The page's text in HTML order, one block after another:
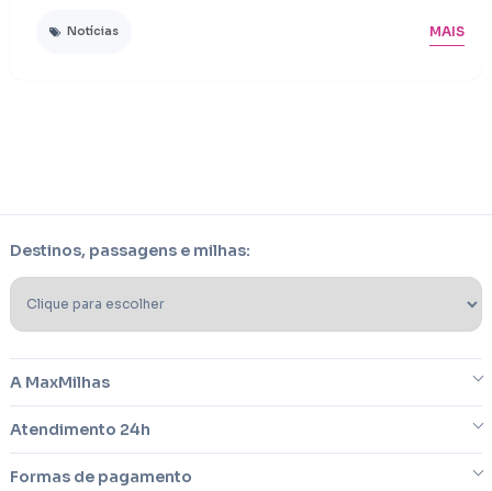
Notícias MAIS
Destinos, passagens e milhas:
A MaxMilhas
Atendimento 24h
Formas de pagamento